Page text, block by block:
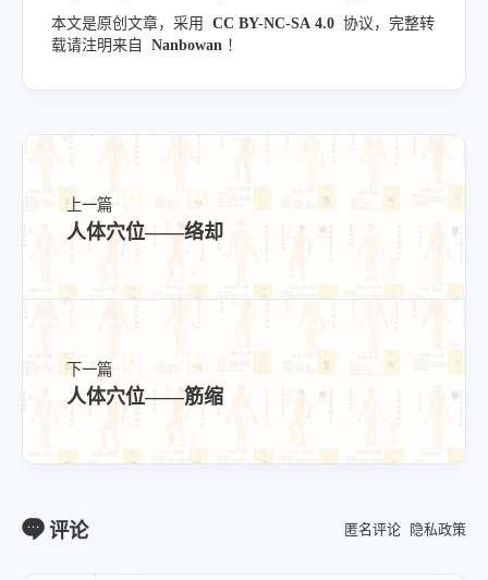
本文是原创文章，采用
CC BY-NC-SA 4.0 协议，完整转
载请注明来自
Nanbowan ！
上一篇
人体穴位——络却
下一篇
人体穴位——筋缩
评论 匿名评论 隐私政策